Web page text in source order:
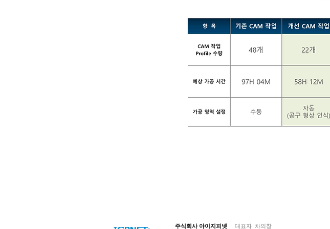
주식회사 아이지피넷 대표자 차의창